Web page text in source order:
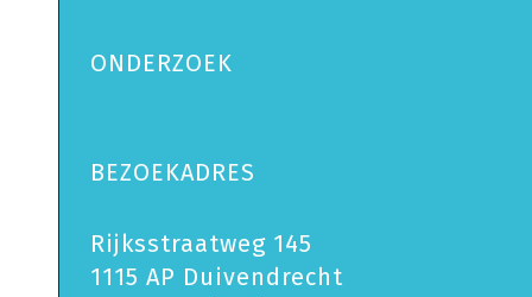
ONDERZOEK
BEZOEKADRES
Rijksstraatweg 145
1115 AP Duivendrecht